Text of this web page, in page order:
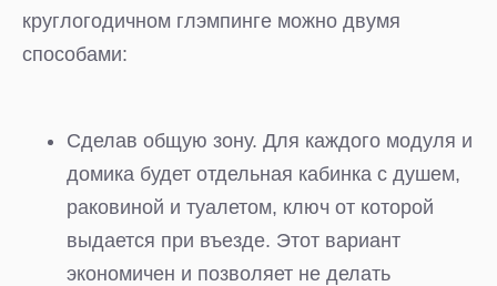
круглогодичном глэмпинге можно двумя
способами:
Сделав общую зону. Для каждого модуля и
домика будет отдельная кабинка с душем,
раковиной и туалетом, ключ от которой
выдается при въезде. Этот вариант
экономичен и позволяет не делать